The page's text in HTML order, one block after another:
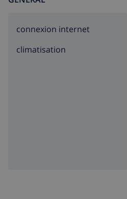
connexion internet
climatisation